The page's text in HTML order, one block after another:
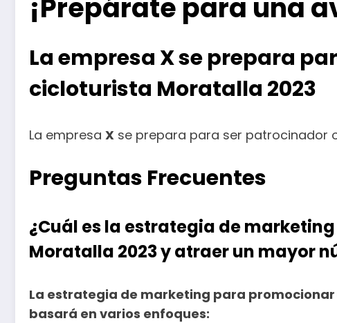
¡Prepárate para una
La empresa X se prepara
cicloturista Moratalla 2023
La empresa X se prepara para ser patrocinador
Preguntas Frecuentes
¿Cuál es la estrategia de
Moratalla 2023 y atraer un mayor
La estrategia de marketing para
basará en varios enfoques: